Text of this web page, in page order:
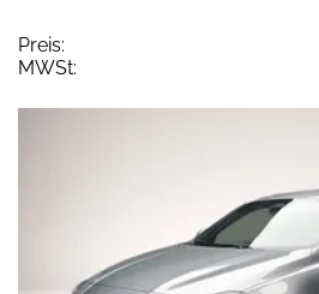
Preis:
MWSt: